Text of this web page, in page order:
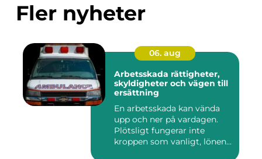
Fler nyheter
06. aug
Arbetsskada rättigheter,
skyldigheter och vägen till
ersättning
En arbetsskada kan vända
upp och ner på vardagen.
Plötsligt fungerar inte
kroppen som vanligt, lönen...